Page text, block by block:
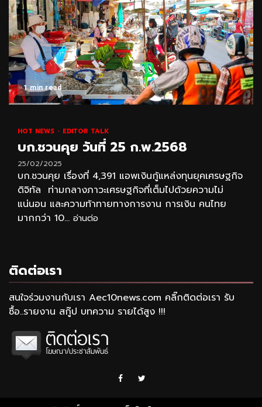
1 min read
HOT NEWS EDITOR TALK
บก.ชวนคุย วันที่ 25 ก.พ.2568
25/02/2025
บก.ชวนคุย เรื่องที่ 4,391 แอพเงินกู้แหล่งทุนยุคเศรษฐกิจ
ดิจิทัล ท่ามกลางภาวะเศรษฐกิจที่เต็มไปด้วยความไม่
แน่นอน และความท้าทายทางการงาน การเงิน คนไทย
มากกว่า 10... อ่านต่อ
ติดต่อเรา
สนใจร่วมงานกับเรา Aec10news.com คลิ๊กติดต่อเรา รับ
ซื้อ..รายงาน สกู๊ป บทความ รายได้สูง !!!
Facebook
Twitter